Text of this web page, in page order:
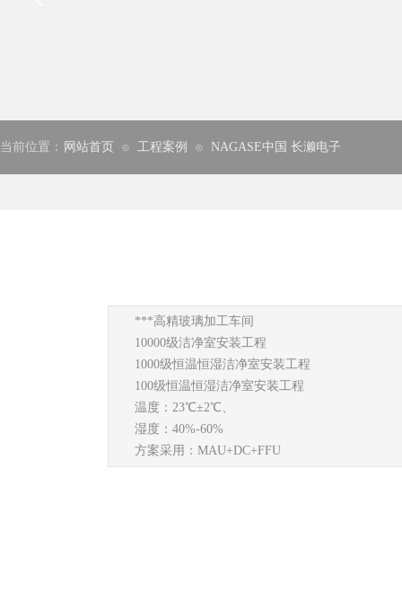
当前位置： 网站首页 ⊙ 工程案例 ⊙ NAGASE中国 长濑电子
***高精玻璃加工车间
10000级洁净室安装工程
1000级恒温恒湿洁净室安装工程
100级恒温恒湿洁净室安装工程
温度：23℃±2℃、
湿度：40%-60%
方案采用：MAU+DC+FFU